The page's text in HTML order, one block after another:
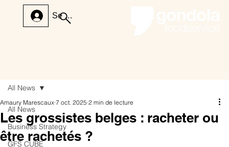
Se connecter
All News
Business Strategy
GFS CUBE
All News
Les grossistes belges : racheter ou
être rachetés ?
Amaury Marescaux 7 oct. 2025 2 min de lecture